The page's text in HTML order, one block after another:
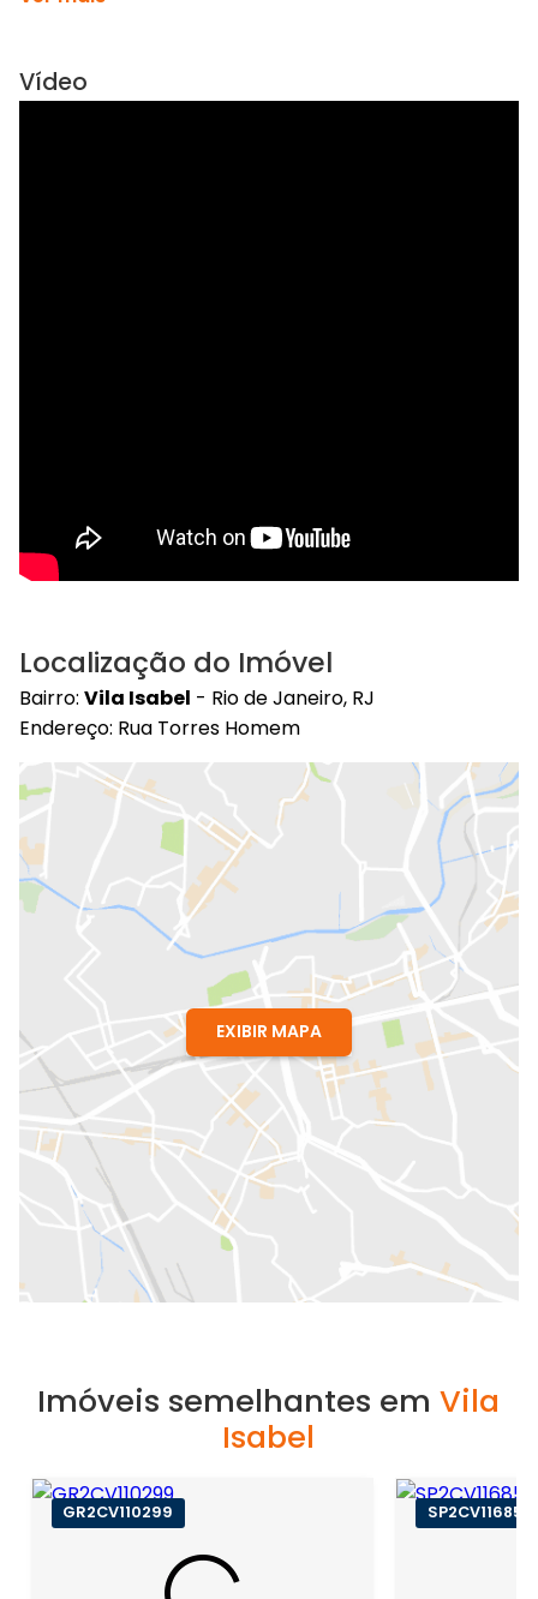
Vídeo
Localização do Imóvel
Bairro: Vila Isabel - Rio de Janeiro, RJ
Endereço: Rua Torres Homem
EXIBIR MAPA
Imóveis semelhantes emVila
Isabel
GR2CV110299 SP2CV116857